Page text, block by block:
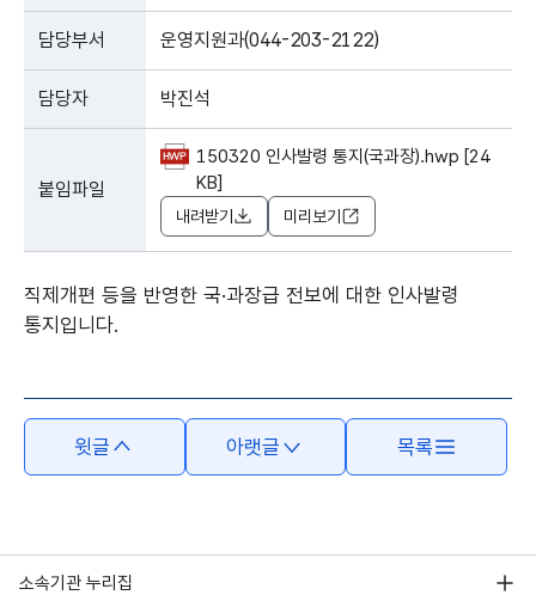
담당부서 운영지원과(044-203-2122)
담당자 박진석
붙임파일
150320 인사발령 통지(국과장).hwp [24
KB]
내려받기 미리보기
직제개편 등을 반영한 국·과장급 전보에 대한 인사발령
통지입니다.
윗글 아랫글 목록
소속기관 누리집